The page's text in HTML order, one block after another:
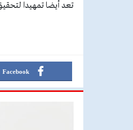
تعد أيضا تمهيدا
Facebook